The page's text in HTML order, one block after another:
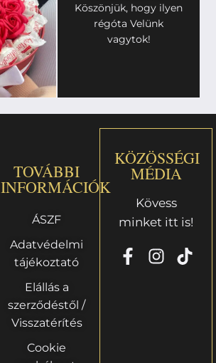
Köszönjük, hogy ilyen
régóta Velünk
vagytok!
TOVÁBBI
INFORMÁCIÓK
ÁSZF
Adatvédelmi
tájékoztató
Elállás a
szerződéstől /
Visszatérítés
Cookie
KÖZÖSSÉGI
MÉDIA
Kövess
minket itt is!